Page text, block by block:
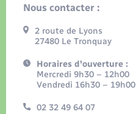
Nous contacter :
2 route de Lyons
27480 Le Tronquay
Horaires d'ouverture :
Mercredi 9h30 – 12h00
Vendredi 16h30 – 19h00
02 32 49 64 07